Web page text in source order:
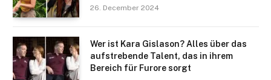
26. December 2024
Wer ist Kara Gislason? Alles über das
aufstrebende Talent, das in ihrem
Bereich für Furore sorgt